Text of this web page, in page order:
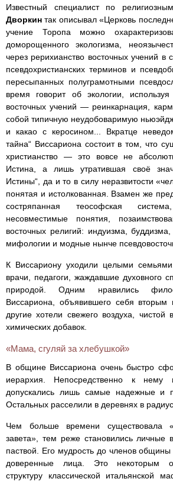
Известный специалист по
Дворкин так описывал «Церковь
учение Торопа можно
доморощенного экологизма,
через рерихианство восточных учений в
псевдохристианских терминов и
пересыпанных полуграмотными
время говорит об экологии,
восточных учений — реинкарнация,
собой типичную неудобоваримую
и какао с керосином... Вкратце
тайна“ Виссариона состоит в том, что
христианство — это вовсе не
Истина, а лишь утратившая своё
Истины“, да и то в силу неразвитости
понятая и истолкованная. Взамен же
состряпанная теософская
несовместимые понятия,
восточных религий: индуизма,
мифологии и модные нынче
К Виссариону уходили целыми
врачи, педагоги, жаждавшие духовного
природой. Одним нравились
Виссариона, объявившего себя вторым
другие хотели свежего воздуха, чистой
химических добавок.
«Мама, сгуляй за хлебушкой»
В общине Виссариона очень быстро
иерархия. Непосредственно к
допускались лишь самые надежные и
Остальных расселили в деревнях в
Чем больше времени существовала
завета», тем реже становились личные
паствой. Его мудрость до членов
доверенные лица. Это некоторым
структуру классической итальянской